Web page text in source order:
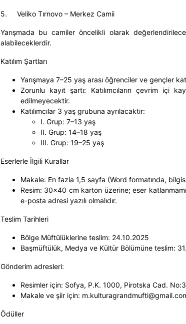
5. Veliko Tırnovo – Merkez Camii
Yarışmada bu camiler öncelikli olarak
alabileceklerdir.
Katılım Şartları
Yarışmaya 7–25 yaş arası öğrenciler ve gençler
Zorunlu kayıt şartı: Katılımcıların çevrim içi
edilmeyecektir.
Katılımcılar 3 yaş grubuna ayrılacaktır:
I. Grup: 7–13 yaş
II. Grup: 14–18 yaş
III. Grup: 19–25 yaş
Eserlerle İlgili Kurallar
Makale: En fazla 1,5 sayfa (Word formatında,
Resim: 30x40 cm karton üzerine; eser
e-posta adresi yazılı olmalıdır.
Teslim Tarihleri
Bölge Müftülüklerine teslim: 24.10.2025
Başmüftülük, Medya ve Kültür Bölümüne teslim:
Gönderim adresleri:
Resimler için: Sofya, P.K. 1000, Pirotska Cad.
Makale ve şiir için:
Ödüller